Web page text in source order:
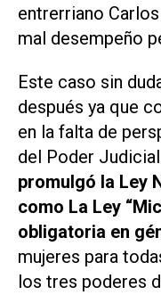
entrerriano
mal desempeño
Este caso sin
después ya que
en la falta de
del Poder
promulgó la Ley
como La Ley
obligatoria en
mujeres para
los tres poderes